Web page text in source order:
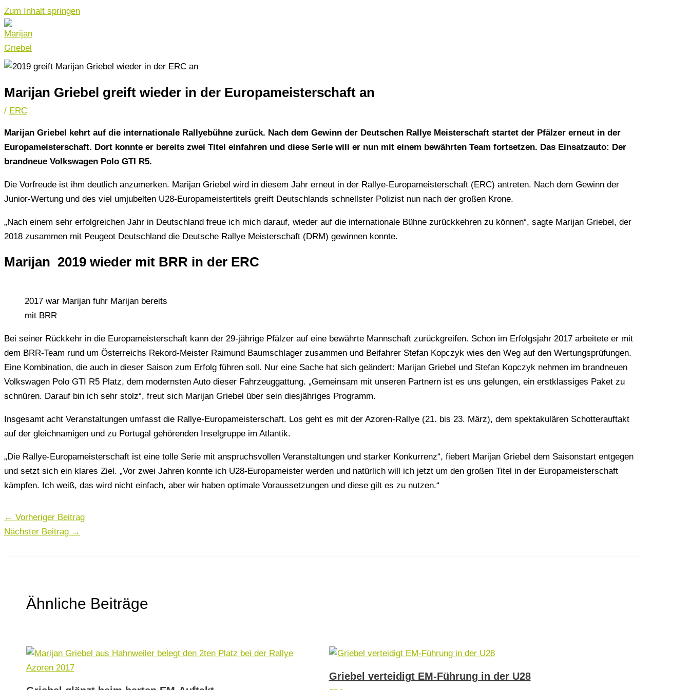
Zum Inhalt springen
Marijan Griebel greift wieder in der Europameisterschaft an
/ ERC
Marijan Griebel kehrt auf die internationale Rallyebühne zurück. Nach dem Gewinn der Deutschen Rallye Meisterschaft startet der Pfälzer erneut in der
Europameisterschaft. Dort konnte er bereits zwei Titel einfahren und diese Serie will er nun mit einem bewährten Team fortsetzen. Das Einsatzauto: Der
brandneue Volkswagen Polo GTI R5.
Die Vorfreude ist ihm deutlich anzumerken. Marijan Griebel wird in diesem Jahr erneut in der Rallye-Europameisterschaft (ERC) antreten. Nach dem Gewinn der
Junior-Wertung und des viel umjubelten U28-Europameistertitels greift Deutschlands schnellster Polizist nun nach der großen Krone.
„Nach einem sehr erfolgreichen Jahr in Deutschland freue ich mich darauf, wieder auf die internationale Bühne zurückkehren zu können“, sagte Marijan Griebel, der
2018 zusammen mit Peugeot Deutschland die Deutsche Rallye Meisterschaft (DRM) gewinnen konnte.
Marijan 2019 wieder mit BRR in der ERC
2017 war Marijan fuhr Marijan bereits
mit BRR
Bei seiner Rückkehr in die Europameisterschaft kann der 29-jährige Pfälzer auf eine bewährte Mannschaft zurückgreifen. Schon im Erfolgsjahr 2017 arbeitete er mit
dem BRR-Team rund um Österreichs Rekord-Meister Raimund Baumschlager zusammen und Beifahrer Stefan Kopczyk wies den Weg auf den Wertungsprüfungen.
Eine Kombination, die auch in dieser Saison zum Erfolg führen soll. Nur eine Sache hat sich geändert: Marijan Griebel und Stefan Kopczyk nehmen im brandneuen
Volkswagen Polo GTI R5 Platz, dem modernsten Auto dieser Fahrzeuggattung. „Gemeinsam mit unseren Partnern ist es uns gelungen, ein erstklassiges Paket zu
schnüren. Darauf bin ich sehr stolz“, freut sich Marijan Griebel über sein diesjähriges Programm.
Insgesamt acht Veranstaltungen umfasst die Rallye-Europameisterschaft. Los geht es mit der Azoren-Rallye (21. bis 23. März), dem spektakulären Schotterauftakt
auf der gleichnamigen und zu Portugal gehörenden Inselgruppe im Atlantik.
„Die Rallye-Europameisterschaft ist eine tolle Serie mit anspruchsvollen Veranstaltungen und starker Konkurrenz“, fiebert Marijan Griebel dem Saisonstart entgegen
und setzt sich ein klares Ziel. „Vor zwei Jahren konnte ich U28-Europameister werden und natürlich will ich jetzt um den großen Titel in der Europameisterschaft
kämpfen. Ich weiß, das wird nicht einfach, aber wir haben optimale Voraussetzungen und diese gilt es zu nutzen.“
← Vorheriger Beitrag
Nächster Beitrag →
Ähnliche Beiträge
Griebel verteidigt EM-Führung in der U28